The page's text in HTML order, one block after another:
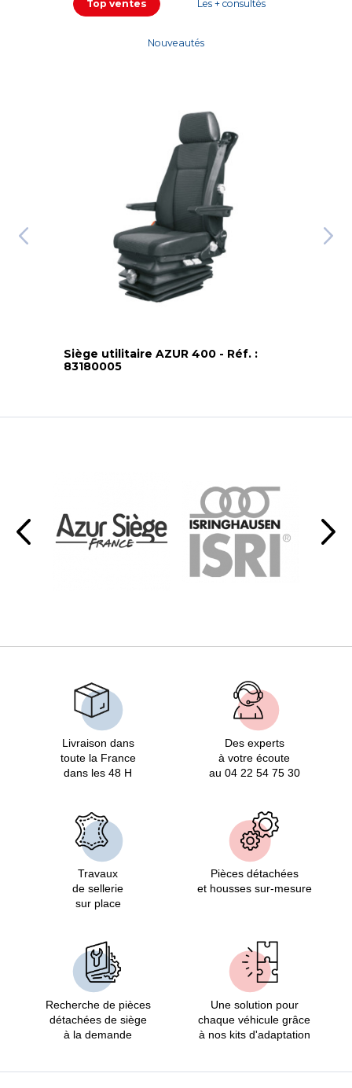
Top ventes Les + consultés
Nouveautés
Siège utilitaire AZUR 400 - Réf. :
83180005
Livraison dans
toute la France
dans les 48 H
Des experts
à votre écoute
au 04 22 54 75 30
Travaux
de sellerie
sur place
Pièces détachées
et housses sur-mesure
Recherche de pièces
détachées de siège
à la demande
Une solution pour
chaque véhicule grâce
à nos kits d'adaptation